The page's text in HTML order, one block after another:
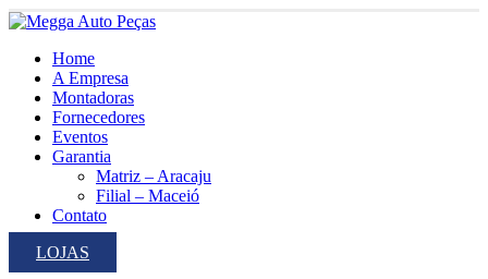
Home
A Empresa
Montadoras
Fornecedores
Eventos
Garantia
Matriz – Aracaju
Filial – Maceió
Contato
LOJAS